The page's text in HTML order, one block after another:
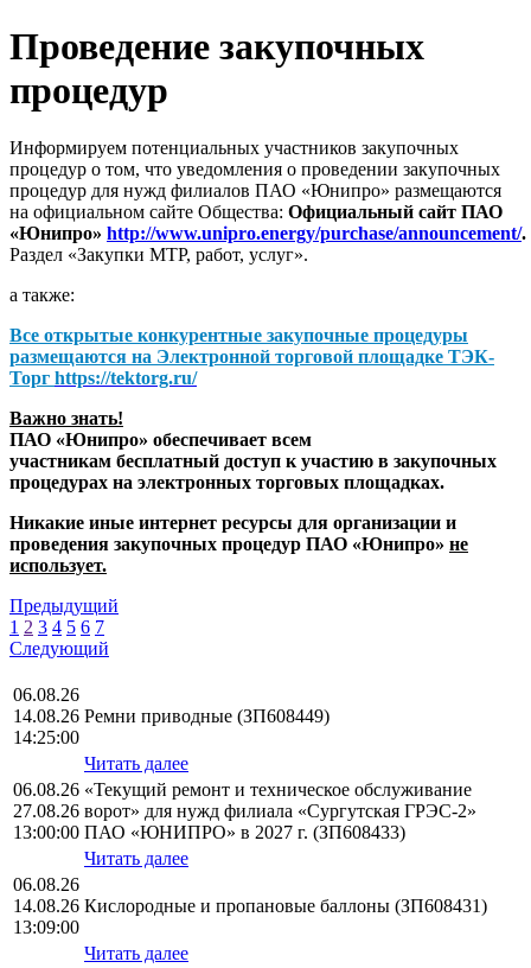
Проведение закупочных
процедур
Информируем потенциальных участников закупочных
процедур о том, что уведомления о проведении закупочных
процедур для нужд филиалов ПАО «Юнипро» размещаются
на официальном сайте Общества: Официальный сайт ПАО
«Юнипро» http://www.unipro.energy/purchase/announcement/.
Раздел «Закупки МТР, работ, услуг».
а также:
Все открытые конкурентные закупочные процедуры
размещаются на Электронной торговой площадке ТЭК-
Торг https://tektorg.ru/
Важно знать!
ПАО «Юнипро» обеспечивает всем
участникам бесплатный доступ к участию в закупочных
процедурах на электронных торговых площадках.
Никакие иные интернет ресурсы для организации и
проведения закупочных процедур ПАО «Юнипро» не
использует.
Предыдущий
1 2 3 4 5 6 7
Следующий
06.08.26
14.08.26
14:25:00
Ремни приводные (ЗП608449)
Читать далее
06.08.26
27.08.26
13:00:00
«Текущий ремонт и техническое обслуживание
ворот» для нужд филиала «Сургутская ГРЭС-2»
ПАО «ЮНИПРО» в 2027 г. (ЗП608433)
Читать далее
06.08.26
14.08.26
13:09:00
Кислородные и пропановые баллоны (ЗП608431)
Читать далее